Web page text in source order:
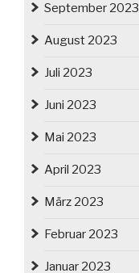
September 2023
August 2023
Juli 2023
Juni 2023
Mai 2023
April 2023
März 2023
Februar 2023
Januar 2023